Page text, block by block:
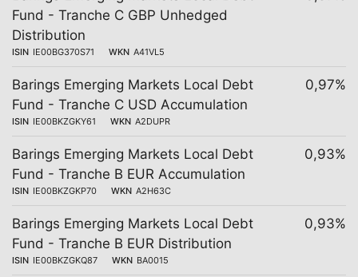
Fund - Tranche C GBP Unhedged
Distribution
ISIN IE00BG370S71 WKN A41VL5
Barings Emerging Markets Local Debt
Fund - Tranche C USD Accumulation
ISIN IE00BKZGKY61 WKN A2DUPR
0,97%
Barings Emerging Markets Local Debt
Fund - Tranche B EUR Accumulation
ISIN IE00BKZGKP70 WKN A2H63C
0,93%
Barings Emerging Markets Local Debt
Fund - Tranche B EUR Distribution
ISIN IE00BKZGKQ87 WKN BA0015
0,93%